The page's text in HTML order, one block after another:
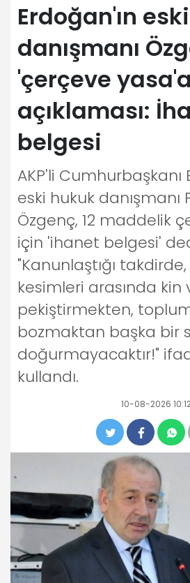
Erdoğan'ın eski
danışmanı
'çerçeve yasa'a
açıklaması:
belgesi
AKP'li Cumhurbaşkanı
eski hukuk danışmanı
Özgenç, 12 maddelik
için 'ihanet belgesi'
"Kanunlaştığı
kesimleri arasında kin
pekiştirmekten, toplum
bozmaktan başka bir
doğurmayacaktır!"
kullandı.
10-08-2026